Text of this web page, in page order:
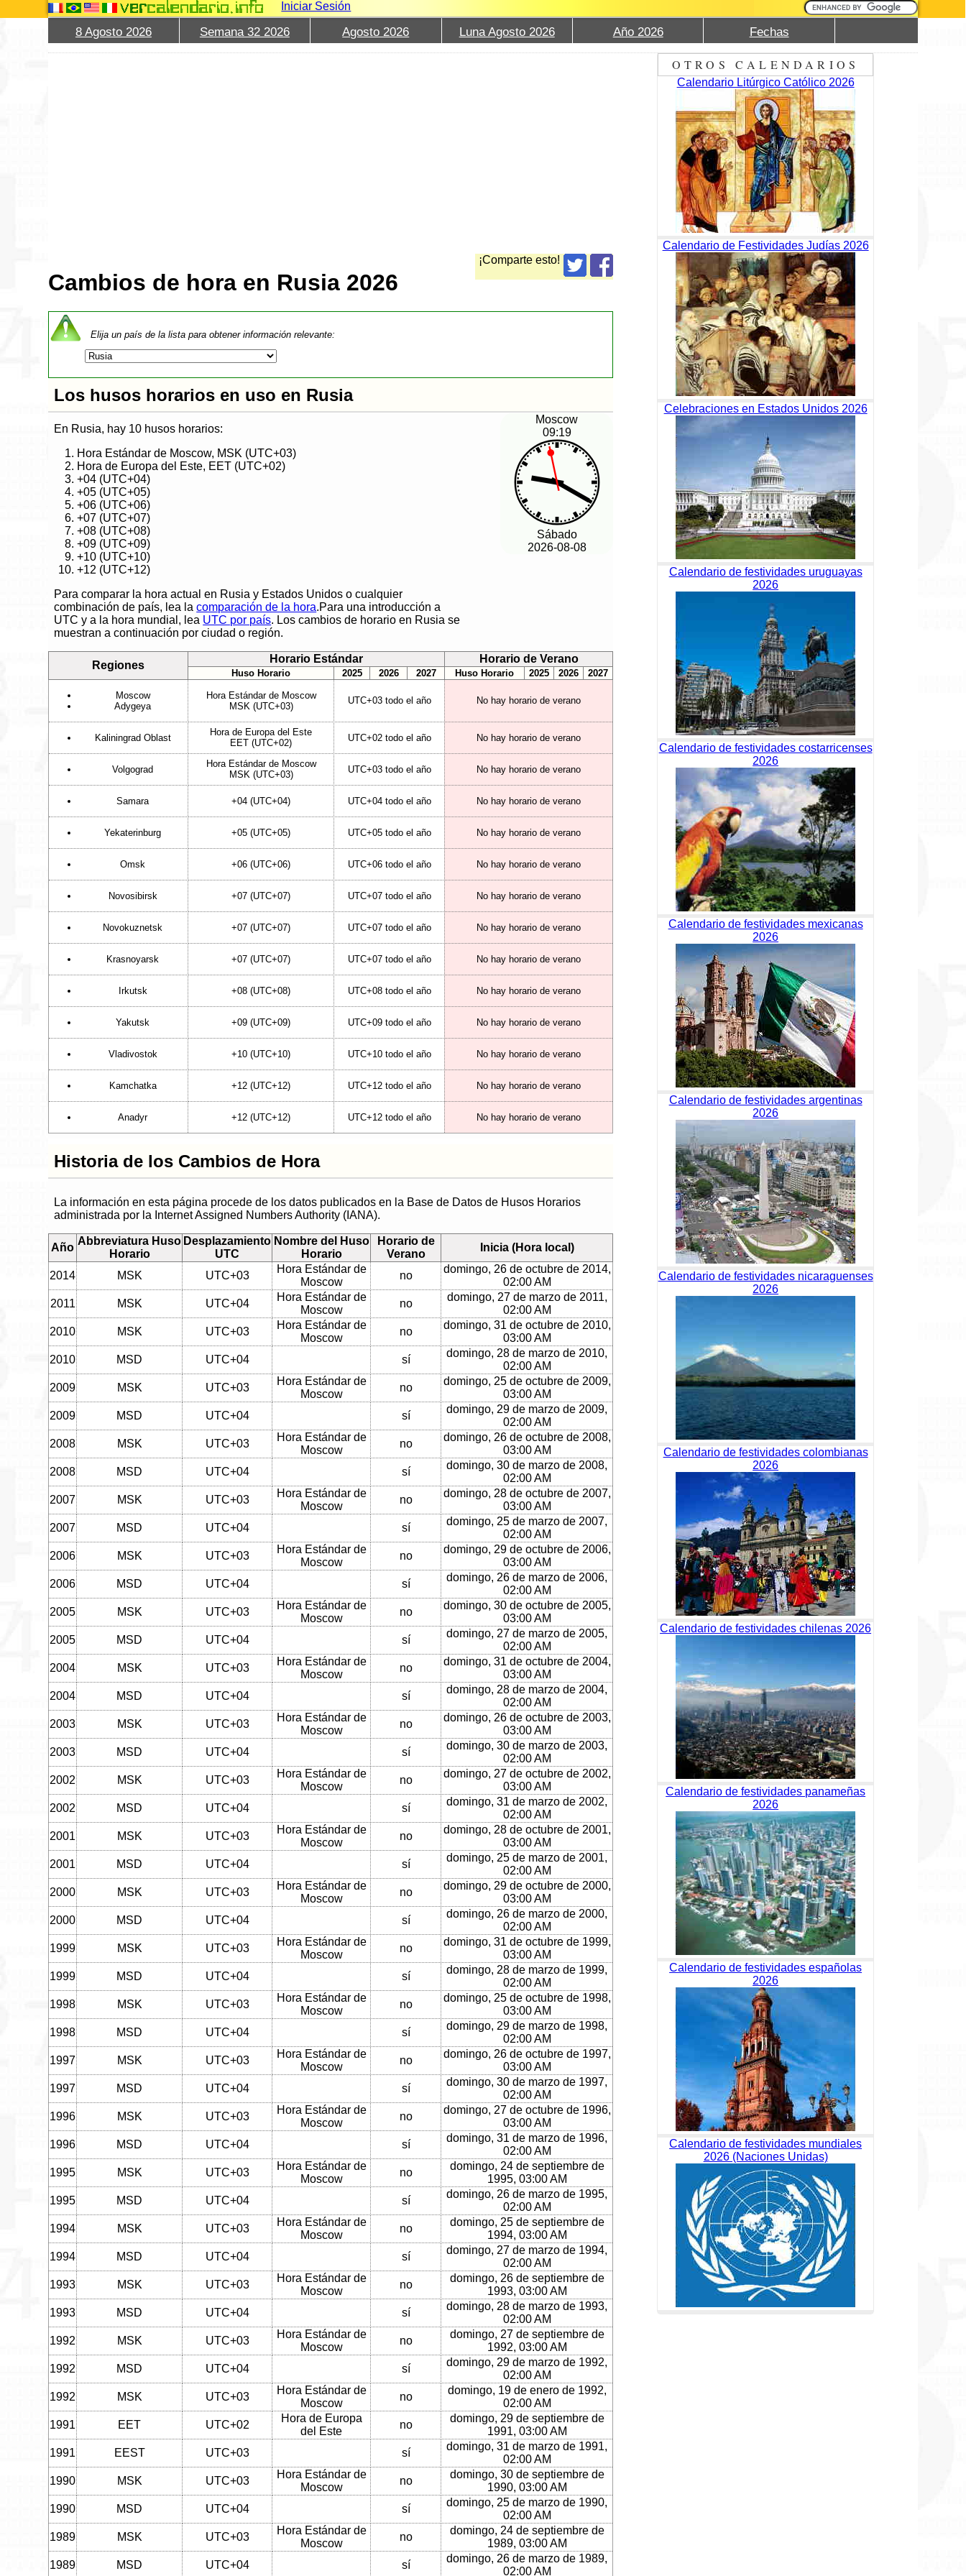
Iniciar Sesión
8 Agosto 2026 Semana 32 2026 Agosto 2026 Luna Agosto 2026 Año 2026 Fechas
¡Comparte esto!
Cambios de hora en Rusia 2026
Elija un país de la lista para obtener información relevante:
Los husos horarios en uso en Rusia
Moscow
09:19
Sábado
2026-08-08
En Rusia, hay 10 husos horarios:
Hora Estándar de Moscow, MSK (UTC+03)
Hora de Europa del Este, EET (UTC+02)
+04 (UTC+04)
+05 (UTC+05)
+06 (UTC+06)
+07 (UTC+07)
+08 (UTC+08)
+09 (UTC+09)
+10 (UTC+10)
+12 (UTC+12)
Para comparar la hora actual en Rusia y Estados Unidos o cualquier
combinación de país, lea lacomparación de la hora.Para una introducción a
UTC y a la hora mundial, lea UTC por país. Los cambios de horario en Rusia se
muestran a continuación por ciudad o región.
Regiones
Horario Estándar Horario de Verano
Huso Horario 2025 2026 2027 Huso Horario 2025 2026 2027
Moscow
Adygeya
Hora Estándar de Moscow
MSK (UTC+03)
UTC+03 todo el año No hay horario de verano
Kaliningrad Oblast
Hora de Europa del Este
EET (UTC+02)
UTC+02 todo el año No hay horario de verano
Volgograd
Hora Estándar de Moscow
MSK (UTC+03)
UTC+03 todo el año No hay horario de verano
Samara +04 (UTC+04) UTC+04 todo el año No hay horario de verano
Yekaterinburg +05 (UTC+05) UTC+05 todo el año No hay horario de verano
Omsk +06 (UTC+06) UTC+06 todo el año No hay horario de verano
Novosibirsk +07 (UTC+07) UTC+07 todo el año No hay horario de verano
Novokuznetsk +07 (UTC+07) UTC+07 todo el año No hay horario de verano
Krasnoyarsk +07 (UTC+07) UTC+07 todo el año No hay horario de verano
Irkutsk +08 (UTC+08) UTC+08 todo el año No hay horario de verano
Yakutsk +09 (UTC+09) UTC+09 todo el año No hay horario de verano
Vladivostok +10 (UTC+10) UTC+10 todo el año No hay horario de verano
Kamchatka +12 (UTC+12) UTC+12 todo el año No hay horario de verano
Anadyr +12 (UTC+12) UTC+12 todo el año No hay horario de verano
Historia de los Cambios de Hora
La información en esta página procede de los datos publicados en la Base de Datos de Husos Horarios
administrada por la Internet Assigned Numbers Authority (IANA).
Año
Abbreviatura Huso
Horario
Desplazamiento
UTC
Nombre del Huso
Horario
Horario de
Verano
Inicia (Hora local)
2014 MSK UTC+03
Hora Estándar de
Moscow
no
domingo, 26 de octubre de 2014,
02:00 AM
2011
MSK UTC+04
Hora Estándar de
Moscow
no
domingo, 27 de marzo de 2011,
02:00 AM
2010
MSK UTC+03
Hora Estándar de
Moscow
no
domingo, 31 de octubre de 2010,
03:00 AM
2010
MSD UTC+04 sí
domingo, 28 de marzo de 2010,
02:00 AM
2009
MSK UTC+03
Hora Estándar de
Moscow
no
domingo, 25 de octubre de 2009,
03:00 AM
2009
MSD UTC+04 sí
domingo, 29 de marzo de 2009,
02:00 AM
2008
MSK UTC+03
Hora Estándar de
Moscow
no
domingo, 26 de octubre de 2008,
03:00 AM
2008
MSD UTC+04 sí
domingo, 30 de marzo de 2008,
02:00 AM
2007
MSK UTC+03
Hora Estándar de
Moscow
no
domingo, 28 de octubre de 2007,
03:00 AM
2007
MSD UTC+04 sí
domingo, 25 de marzo de 2007,
02:00 AM
2006
MSK UTC+03
Hora Estándar de
Moscow
no
domingo, 29 de octubre de 2006,
03:00 AM
2006
MSD UTC+04 sí
domingo, 26 de marzo de 2006,
02:00 AM
2005
MSK UTC+03
Hora Estándar de
Moscow
no
domingo, 30 de octubre de 2005,
03:00 AM
2005
MSD UTC+04 sí
domingo, 27 de marzo de 2005,
02:00 AM
2004
MSK UTC+03
Hora Estándar de
Moscow
no
domingo, 31 de octubre de 2004,
03:00 AM
2004
MSD UTC+04 sí
domingo, 28 de marzo de 2004,
02:00 AM
2003
MSK UTC+03
Hora Estándar de
Moscow
no
domingo, 26 de octubre de 2003,
03:00 AM
2003
MSD UTC+04 sí
domingo, 30 de marzo de 2003,
02:00 AM
2002
MSK UTC+03
Hora Estándar de
Moscow
no
domingo, 27 de octubre de 2002,
03:00 AM
2002
MSD UTC+04 sí
domingo, 31 de marzo de 2002,
02:00 AM
2001
MSK UTC+03
Hora Estándar de
Moscow
no
domingo, 28 de octubre de 2001,
03:00 AM
2001
MSD UTC+04 sí
domingo, 25 de marzo de 2001,
02:00 AM
2000
MSK UTC+03
Hora Estándar de
Moscow
no
domingo, 29 de octubre de 2000,
03:00 AM
2000
MSD UTC+04 sí
domingo, 26 de marzo de 2000,
02:00 AM
1999
MSK UTC+03
Hora Estándar de
Moscow
no
domingo, 31 de octubre de 1999,
03:00 AM
1999
MSD UTC+04 sí
domingo, 28 de marzo de 1999,
02:00 AM
1998
MSK UTC+03
Hora Estándar de
Moscow
no
domingo, 25 de octubre de 1998,
03:00 AM
1998
MSD UTC+04 sí
domingo, 29 de marzo de 1998,
02:00 AM
1997
MSK UTC+03
Hora Estándar de
Moscow
no
domingo, 26 de octubre de 1997,
03:00 AM
1997
MSD UTC+04 sí
domingo, 30 de marzo de 1997,
02:00 AM
1996
MSK UTC+03
Hora Estándar de
Moscow
no
domingo, 27 de octubre de 1996,
03:00 AM
1996
MSD UTC+04 sí
domingo, 31 de marzo de 1996,
02:00 AM
1995
MSK UTC+03
Hora Estándar de
Moscow
no
domingo, 24 de septiembre de
1995, 03:00 AM
1995
MSD UTC+04 sí
domingo, 26 de marzo de 1995,
02:00 AM
1994
MSK UTC+03
Hora Estándar de
Moscow
no
domingo, 25 de septiembre de
1994, 03:00 AM
1994
MSD UTC+04 sí
domingo, 27 de marzo de 1994,
02:00 AM
1993
MSK UTC+03
Hora Estándar de
Moscow
no
domingo, 26 de septiembre de
1993, 03:00 AM
1993
MSD UTC+04 sí
domingo, 28 de marzo de 1993,
02:00 AM
1992
MSK UTC+03
Hora Estándar de
Moscow
no
domingo, 27 de septiembre de
1992, 03:00 AM
1992
MSD UTC+04 sí
domingo, 29 de marzo de 1992,
02:00 AM
1992
MSK UTC+03
Hora Estándar de
Moscow
no
domingo, 19 de enero de 1992,
02:00 AM
1991
EET UTC+02
Hora de Europa
del Este
no
domingo, 29 de septiembre de
1991, 03:00 AM
1991
EEST UTC+03 sí
domingo, 31 de marzo de 1991,
02:00 AM
1990
MSK UTC+03
Hora Estándar de
Moscow
no
domingo, 30 de septiembre de
1990, 03:00 AM
1990
MSD UTC+04 sí
domingo, 25 de marzo de 1990,
02:00 AM
1989
MSK UTC+03
Hora Estándar de
Moscow
no
domingo, 24 de septiembre de
1989, 03:00 AM
1989
MSD UTC+04 sí
domingo, 26 de marzo de 1989,
02:00 AM
OTROS CALENDARIOS
Calendario Litúrgico Católico 2026
Calendario de Festividades Judías 2026
Celebraciones en Estados Unidos 2026
Calendario de festividades uruguayas
2026
Calendario de festividades costarricenses
2026
Calendario de festividades mexicanas
2026
Calendario de festividades argentinas
2026
Calendario de festividades nicaraguenses
2026
Calendario de festividades colombianas
2026
Calendario de festividades chilenas 2026
Calendario de festividades panameñas
2026
Calendario de festividades españolas
2026
Calendario de festividades mundiales
2026 (Naciones Unidas)